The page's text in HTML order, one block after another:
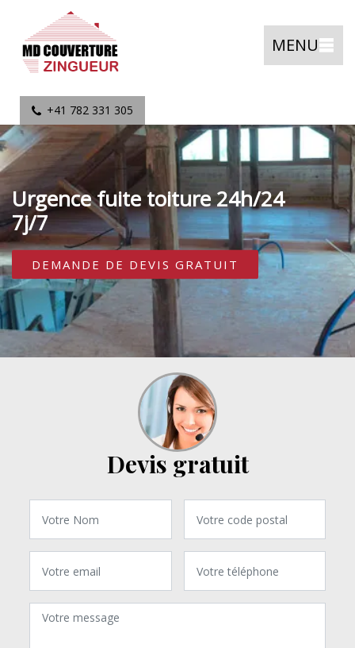
MENU
+41 782 331 305
Urgence fuite toiture 24h/24
7j/7
DEMANDE DE DEVIS GRATUIT
Devis gratuit